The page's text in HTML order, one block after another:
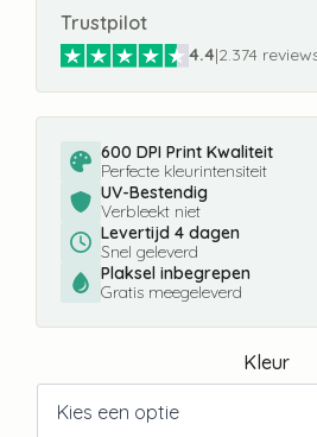
Trustpilot
4.4|2.374
600 DPI Print Kwaliteit
Perfecte kleurintensiteit
UV-Bestendig
Verbleekt niet
Levertijd 4 dagen
Snel geleverd
Plaksel inbegrepen
Gratis meegeleverd
Kleur